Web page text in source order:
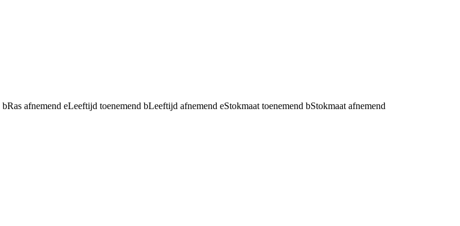
bRas afnemend eLeeftijd toenemend bLeeftijd afnemend eStokmaat toenemend bStokmaat afnemend